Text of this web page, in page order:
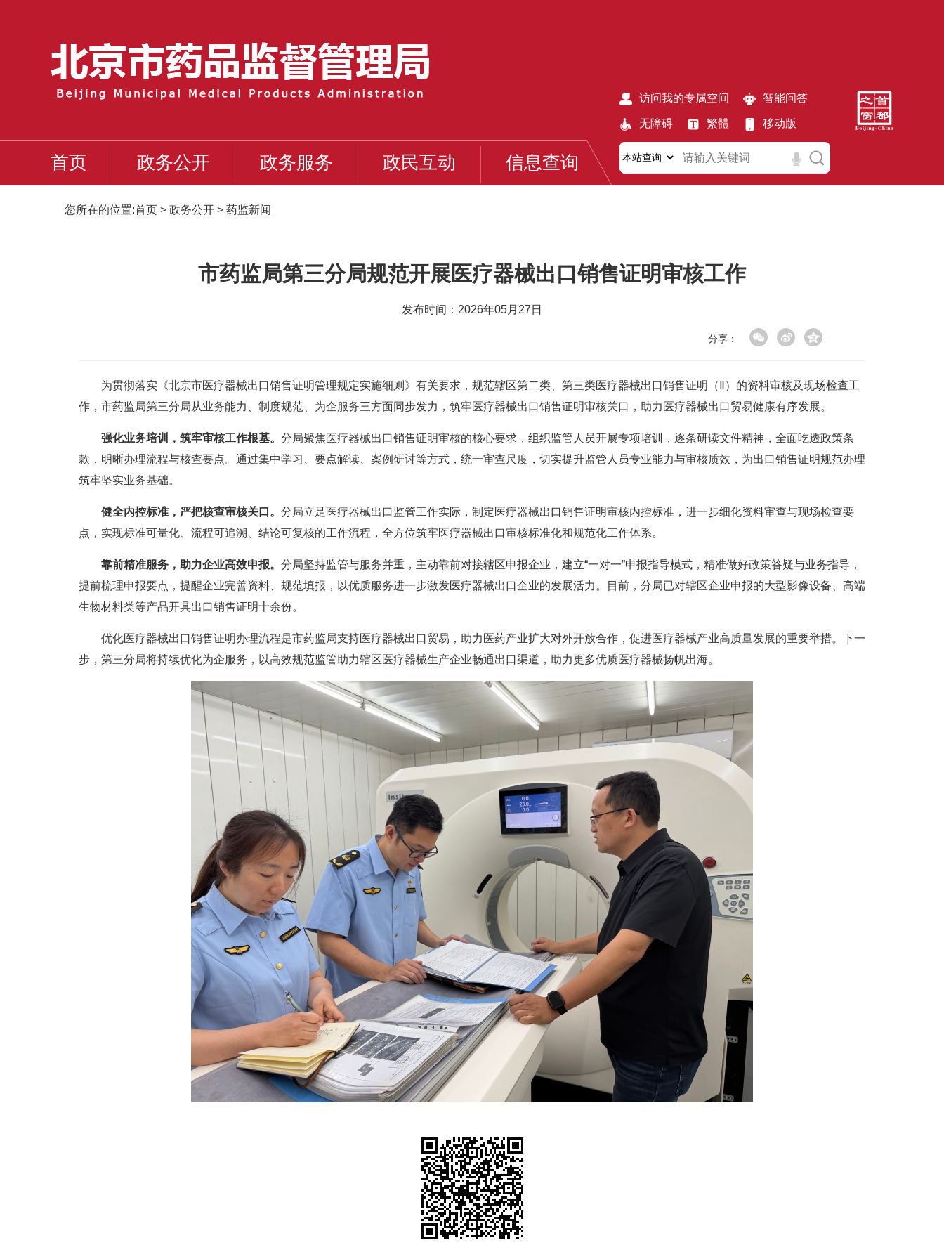
首页 政务公开 政务服务 政民互动 信息查询
访问我的专属空间 智能问答
无障碍 繁體 移动版
您所在的位置:首页 > 政务公开 > 药监新闻
市药监局第三分局规范开展医疗器械出口销售证明审核工作
发布时间：2026年05月27日
分享：
为贯彻落实《北京市医疗器械出口销售证明管理规定实施细则》有关要求，规范辖区第二类、第三类医疗器械出口销售证明（Ⅱ）的资料审核及现场检查工
作，市药监局第三分局从业务能力、制度规范、为企服务三方面同步发力，筑牢医疗器械出口销售证明审核关口，助力医疗器械出口贸易健康有序发展。
强化业务培训，筑牢审核工作根基。 分局聚焦医疗器械出口销售证明审核的核心要求，组织监管人员开展专项培训，逐条研读文件精神，全面吃透政策条
款，明晰办理流程与核查要点。通过集中学习、要点解读、案例研讨等方式，统一审查尺度，切实提升监管人员专业能力与审核质效，为出口销售证明规范办理
筑牢坚实业务基础。
健全内控标准，严把核查审核关口。 分局立足医疗器械出口监管工作实际，制定医疗器械出口销售证明审核内控标准，进一步细化资料审查与现场检查要
点，实现标准可量化、流程可追溯、结论可复核的工作流程，全方位筑牢医疗器械出口审核标准化和规范化工作体系。
靠前精准服务，助力企业高效申报。 分局坚持监管与服务并重，主动靠前对接辖区申报企业，建立“一对一”申报指导模式，精准做好政策答疑与业务指导，
提前梳理申报要点，提醒企业完善资料、规范填报，以优质服务进一步激发医疗器械出口企业的发展活力。目前，分局已对辖区企业申报的大型影像设备、高端
生物材料类等产品开具出口销售证明十余份。
优化医疗器械出口销售证明办理流程是市药监局支持医疗器械出口贸易，助力医药产业扩大对外开放合作，促进医疗器械产业高质量发展的重要举措。下一
步，第三分局将持续优化为企服务，以高效规范监管助力辖区医疗器械生产企业畅通出口渠道，助力更多优质医疗器械扬帆出海。